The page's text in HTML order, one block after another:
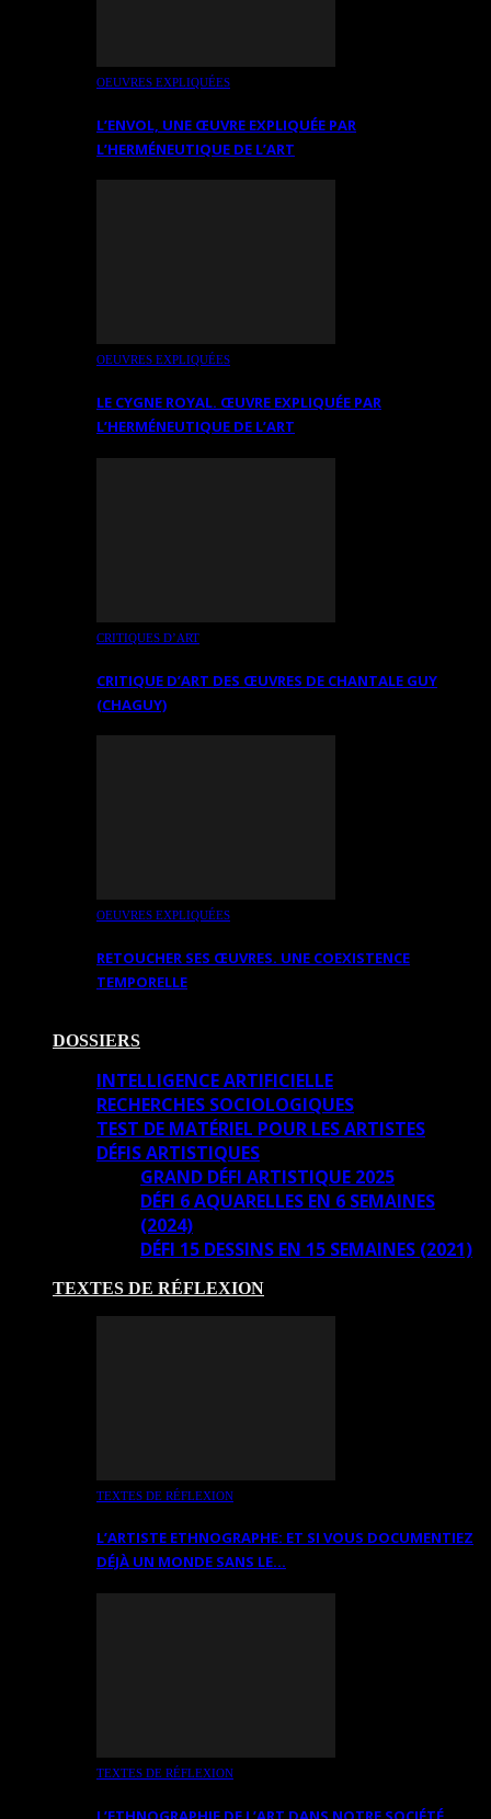
OEUVRES EXPLIQUÉES
L’ENVOL, UNE ŒUVRE EXPLIQUÉE PAR
L’HERMÉNEUTIQUE DE L’ART
OEUVRES EXPLIQUÉES
LE CYGNE ROYAL. ŒUVRE EXPLIQUÉE PAR
L’HERMÉNEUTIQUE DE L’ART
CRITIQUES D’ART
CRITIQUE D’ART DES ŒUVRES DE CHANTALE GUY
(CHAGUY)
OEUVRES EXPLIQUÉES
RETOUCHER SES ŒUVRES. UNE COEXISTENCE
TEMPORELLE
DOSSIERS
INTELLIGENCE ARTIFICIELLE
RECHERCHES SOCIOLOGIQUES
TEST DE MATÉRIEL POUR LES ARTISTES
DÉFIS ARTISTIQUES
GRAND DÉFI ARTISTIQUE 2025
DÉFI 6 AQUARELLES EN 6 SEMAINES
(2024)
DÉFI 15 DESSINS EN 15 SEMAINES (2021)
TEXTES DE RÉFLEXION
TEXTES DE RÉFLEXION
L’ARTISTE ETHNOGRAPHE: ET SI VOUS DOCUMENTIEZ
DÉJÀ UN MONDE SANS LE…
TEXTES DE RÉFLEXION